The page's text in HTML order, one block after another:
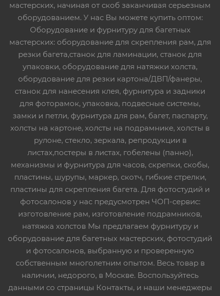
мастерских, начиная от скоб заканчивая серьезным
оборудованием. У нас Вы можете купить оптом:
Оборудование и фурнитуру для багетных
мастерских: оборудование для скрепления рам, для
резки багета,станок для ламинации, станок для
упаковки, оборудование для натяжки холста,
оборудование для резки картона/ДВП/фанеры,
станок для нанесения клея, фурнитура и задники
для фоторамок, упаковка, подвесные системы,
замки и петли, фурнитура для рам, багет, паспарту,
холсты на картоне, холсты на подрамнике, холсты в
рулоне, стекло, зеркала, репродукции в
листах,постеры в листах, гобелены (панно),
механизмы и фурнитура для часов, скрепки, скобы,
пластины, шурупы, маркер, скотч, гибкие стрелки,
пластины для скрепления багета. Для фотостудий и
фотосалонов у нас предусмотрен ЧОП-сервис:
изготовление рам, изготовление подрамников,
натяжка холстов Мы предлагаем фурнитуру и
оборудование для багетных мастерских, фотостудий
и фотосалонов, выбранную и проверенную
собственным многолетним опытом. Весь товар в
наличии, недорого, в Москве. Воспользуйтесь
данными со страницы Контакты, и наши менеджеры